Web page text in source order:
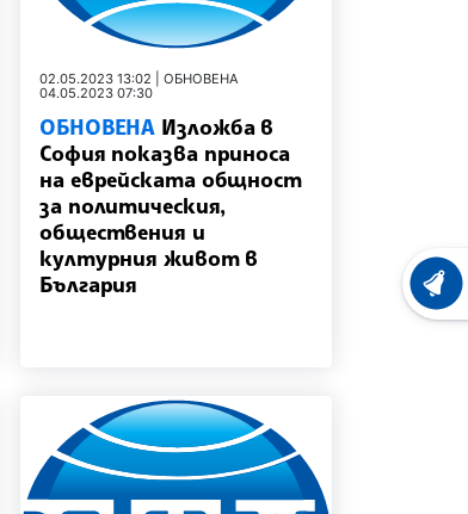
02.05.2023 13:02 | ОБНОВЕНА
04.05.2023 07:30
ОБНОВЕНА Изложба в
София показва приноса
на еврейската общност
за политическия,
обществения и
културния живот в
България